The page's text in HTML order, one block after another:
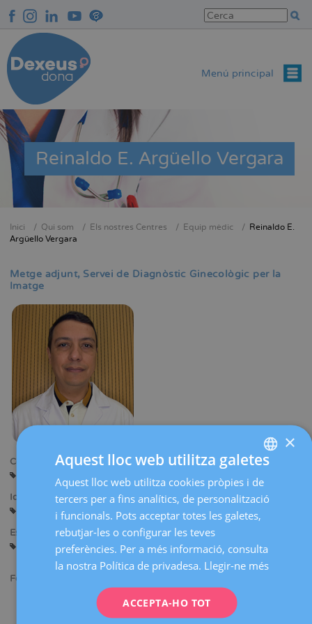
contingut
Menú principal
Reinaldo E. Argüello Vergara
Fil
Inici Qui som Els nostres Centres Equip mèdic
Reinaldo E.
Argüello Vergara
Metge adjunt Servei de Diagnòstic Ginecològic per la
Imatge
Centres:
Idiomes:
Anglès
Especialitats:
Diagnòstic Ginecològic per la Imatge
Formació acadèmica:
Llicenciat en Medicina i Cirurgia en la Universitat del Nord
SPANISH
CATALÀ
FRENCH
×
Aquest lloc web utilitza galetes
Aquest lloc web utilitza cookies pròpies i de
tercers per a fins analítics, de personalització
i funcionals. Pots acceptar totes les galetes,
rebutjar-les o configurar les teves
preferències. Per a més informació, consulta
la nostra Política de privadesa. Llegir-ne més
ACCEPTA-HO TOT